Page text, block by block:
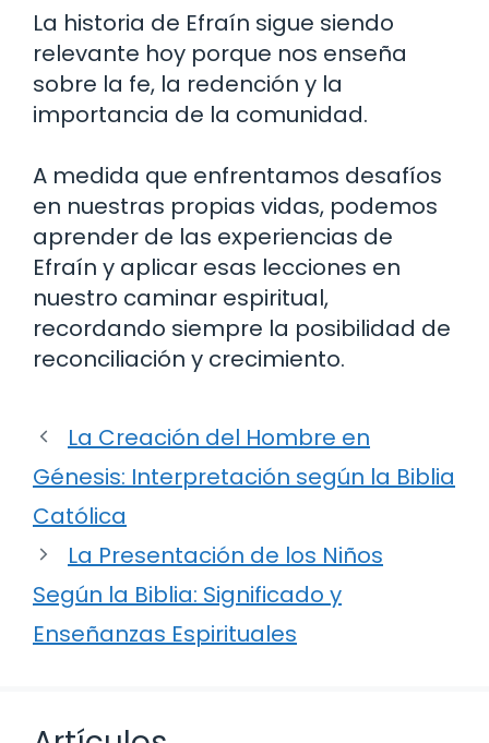
La historia de Efraín sigue siendo
relevante hoy porque nos enseña
sobre la fe, la redención y la
importancia de la comunidad.
A medida que enfrentamos desafíos
en nuestras propias vidas, podemos
aprender de las experiencias de
Efraín y aplicar esas lecciones en
nuestro caminar espiritual,
recordando siempre la posibilidad de
reconciliación y crecimiento.
La Creación del Hombre en
Génesis: Interpretación según la Biblia
Católica
La Presentación de los Niños
Según la Biblia: Significado y
Enseñanzas Espirituales